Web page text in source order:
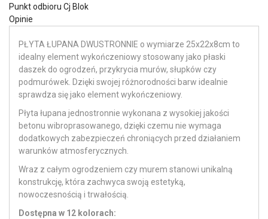
Punkt odbioru Cj Blok
Opinie
PŁYTA ŁUPANA DWUSTRONNIE o wymiarze 25x22x8cm to
idealny element wykończeniowy stosowany jako płaski
daszek do ogrodzeń, przykrycia murów, słupków czy
podmurówek. Dzięki swojej różnorodności barw idealnie
sprawdza się jako element wykończeniowy.
Płyta łupana jednostronnie wykonana z wysokiej jakości
betonu wibroprasowanego, dzięki czemu nie wymaga
dodatkowych zabezpieczeń chroniących przed działaniem
warunków atmosferycznych.
Wraz z całym ogrodzeniem czy murem stanowi unikalną
konstrukcję, która zachwyca swoją estetyką,
nowoczesnością i trwałością.
Dostępna w 12 kolorach: